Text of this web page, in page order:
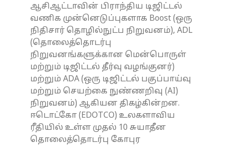
ஆசிஆட்டாவின் பிராந்திய டிஜிட்டல்
வணிக முன்னெடுப்புகளாக Boost (ஒரு
நிதிசார் தொழில்நுட்ப நிறுவனம்), ADL
(தொலைத்தொடர்பு
நிறுவனங்களுக்கான மென்பொருள்
மற்றும் டிஜிட்டல் தீர்வு வழங்குனர்)
மற்றும் ADA (ஒரு டிஜிட்டல் பகுப்பாய்வு
மற்றும் செயற்கை நுண்ணறிவு (AI)
நிறுவனம்) ஆகியன திகழ்கின்றன.
ஈடொட்கோ (EDOTCO) உலகளாவிய
ரீதியில் உள்ள முதல் 10 சுயாதீன
தொலைத்தொடர்பு கோபுர